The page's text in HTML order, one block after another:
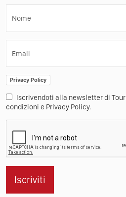
Nome
Email
Privacy Policy
Iscrivendoti alla newsletter di
condizioni e Privacy Policy.
Iscriviti